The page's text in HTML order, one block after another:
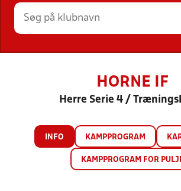
HOLD
HORNE IF
Herre Serie 4 /
INFO KAMPPROGRAM
KAMPPROGRAM FOR